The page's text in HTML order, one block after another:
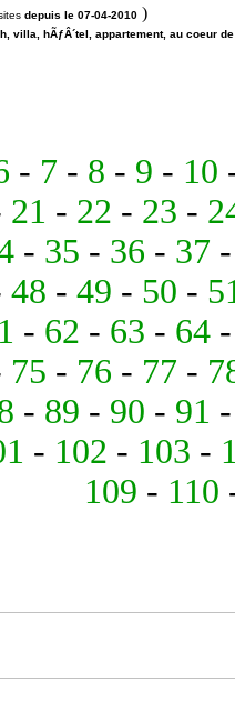
depuis le 07-04-2010 )
villa, hÃƒÂ´tel, appartement, au coeur
- 7 - 8 - 9 - 10
21 - 22 - 23 -
- 35 - 36 - 37
48 -49 - 50 -
- 62 - 63 - 64
75 - 76 - 77 -
- 89 - 90 - 91
- 102 - 103 -
109 - 110